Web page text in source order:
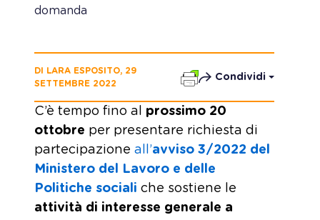
domanda
DI LARA ESPOSITO, 29
SETTEMBRE 2022
Condividi
C’è tempo fino al prossimo 20
ottobre per presentare richiesta di
partecipazione all’avviso 3/2022 del
Ministero del Lavoro e delle
Politiche sociali che sostiene le
attività di interesse generale a